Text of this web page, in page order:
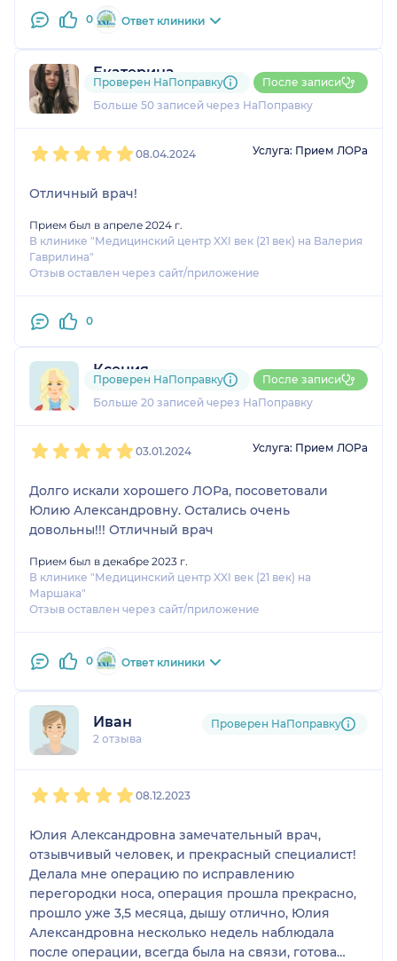
0 Ответ клиники
Екатерина
20 отзывов и1 оценка
Больше 50 записей через НаПоправку
Проверен НаПоправку После записи
08.04.2024 Услуга: Прием ЛОРа
Отличный врач!
Прием был в апреле 2024 г.
В клинике "Медицинский центр XXI век (21 век) на Валерия
Гаврилина"
Отзыв оставлен через сайт/приложение
0
Ксения
25 отзывов
Больше 20 записей через НаПоправку
Проверен НаПоправку После записи
03.01.2024 Услуга: Прием ЛОРа
Долго искали хорошего ЛОРа, посоветовали
Юлию Александровну. Остались очень
довольны!!! Отличный врач
Прием был в декабре 2023 г.
В клинике "Медицинский центр XXI век (21 век) на
Маршака"
Отзыв оставлен через сайт/приложение
0 Ответ клиники
Иван
2 отзыва
Проверен НаПоправку
08.12.2023
Юлия Александровна замечательный врач,
отзывчивый человек, и прекрасный специалист!
Делала мне операцию по исправлению
перегородки носа, операция прошла прекрасно,
прошло уже 3,5 месяца, дышу отлично, Юлия
Александровна несколько недель наблюдала
после операции, всегда была на связи, готова